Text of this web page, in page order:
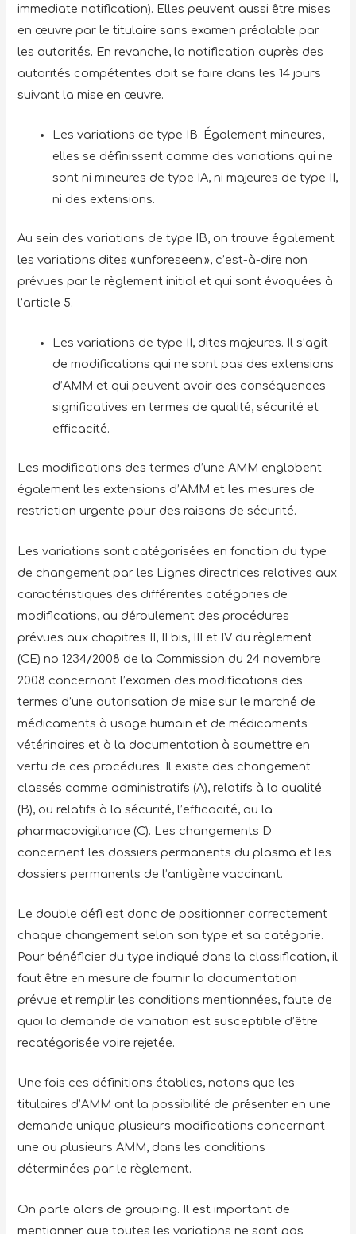
immediate notification). Elles peuvent aussi être mises
en œuvre par le titulaire sans examen préalable par
les autorités. En revanche, la notification auprès des
autorités compétentes doit se faire dans les 14 jours
suivant la mise en œuvre.
Les variations de type IB. Également mineures,
elles se définissent comme des variations qui ne
sont ni mineures de type IA, ni majeures de type II,
ni des extensions.
Au sein des variations de type IB, on trouve également
les variations dites « unforeseen », c’est-à-dire non
prévues par le règlement initial et qui sont évoquées à
l’article 5.
Les variations de type II, dites majeures. Il s’agit
de modifications qui ne sont pas des extensions
d’AMM et qui peuvent avoir des conséquences
significatives en termes de qualité, sécurité et
efficacité.
Les modifications des termes d’une AMM englobent
également les extensions d’AMM et les mesures de
restriction urgente pour des raisons de sécurité.
Les variations sont catégorisées en fonction du type
de changement par les Lignes directrices relatives aux
caractéristiques des différentes catégories de
modifications, au déroulement des procédures
prévues aux chapitres II, II bis, III et IV du règlement
(CE) no 1234/2008 de la Commission du 24 novembre
2008 concernant l’examen des modifications des
termes d’une autorisation de mise sur le marché de
médicaments à usage humain et de médicaments
vétérinaires et à la documentation à soumettre en
vertu de ces procédures. Il existe des changement
classés comme administratifs (A), relatifs à la qualité
(B), ou relatifs à la sécurité, l’efficacité, ou la
pharmacovigilance (C). Les changements D
concernent les dossiers permanents du plasma et les
dossiers permanents de l’antigène vaccinant.
Le double défi est donc de positionner correctement
chaque changement selon son type et sa catégorie.
Pour bénéficier du type indiqué dans la classification, il
faut être en mesure de fournir la documentation
prévue et remplir les conditions mentionnées, faute de
quoi la demande de variation est susceptible d’être
recatégorisée voire rejetée.
Une fois ces définitions établies, notons que les
titulaires d’AMM ont la possibilité de présenter en une
demande unique plusieurs modifications concernant
une ou plusieurs AMM, dans les conditions
déterminées par le règlement.
On parle alors de grouping. Il est important de
mentionner que toutes les variations ne sont pas